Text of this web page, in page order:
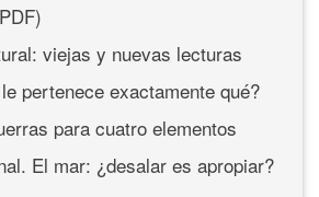
viejas y nuevas lecturas
pertenece exactamente qué?
para cuatro elementos
El mar: ¿desalar es apropiar?